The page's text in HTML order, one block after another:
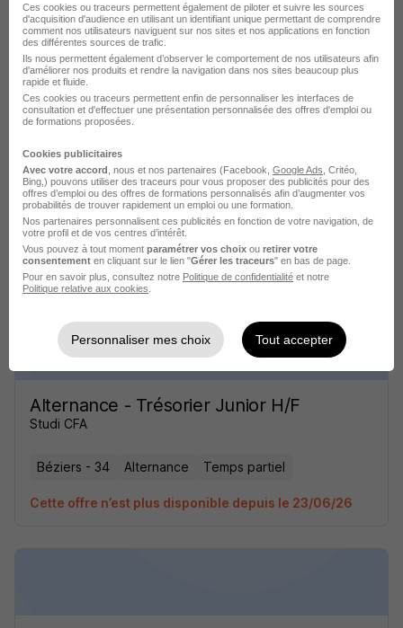
Cette offre n’est plus disponible depuis le 23/06/26
Alternance - Gestionnaire de Trésorerie
Junior H/F
Studi CFA
Béziers - 34 Alternance
Cette offre n’est plus disponible depuis le 23/06/26
Alternance - Trésorier Junior H/F
Studi CFA
Béziers - 34 Alternance Temps partiel
Cette offre n’est plus disponible depuis le 23/06/26
Ces cookies ou traceurs permettent également de piloter et suivre les sources
d'acquisition d'audience en utilisant un identifiant unique permettant de comprendre
comment nos utilisateurs naviguent sur nos sites et nos applications en fonction
des différentes sources de trafic.
Ils nous permettent également d’observer le comportement de nos utilisateurs afin
d'améliorer nos produits et rendre la navigation dans nos sites beaucoup plus
rapide et fluide.
Ces cookies ou traceurs permettent enfin de personnaliser les interfaces de
consultation et d'effectuer une présentation personnalisée des offres d'emploi ou
de formations proposées.
Cookies publicitaires
Avec votre accord , nous et nos partenaires (Facebook, Google Ads , Critéo,
Bing,) pouvons utiliser des traceurs pour vous proposer des publicités pour des
offres d’emploi ou des offres de formations personnalisés afin d’augmenter vos
probabilités de trouver rapidement un emploi ou une formation.
Nos partenaires personnalisent ces publicités en fonction de votre navigation, de
votre profil et de vos centres d’intérêt.
Vous pouvez à tout moment paramétrer vos choix ou retirer votre
consentement en cliquant sur le lien "Gérer les traceurs" en bas de page.
Pour en savoir plus, consultez notre Politique de confidentialité et notre
Politique relative aux cookies
Personnaliser mes choix Tout accepter